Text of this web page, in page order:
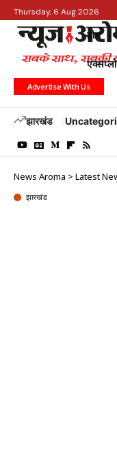
Thursday, 6 Aug 2026
होम
Advertise With Us
झारखंड
News Aroma > Latest
झारखंड